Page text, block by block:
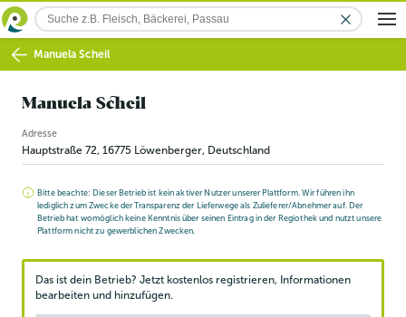
Manuela Scheil
Manuela Scheil
Adresse
Hauptstraße 72, 16775 Löwenberger, Deutschland
Bitte beachte: Dieser Betrieb ist kein aktiver Nutzer unserer Plattform. Wir führen ihn
lediglich zum Zwecke der Transparenz der Lieferwege als Zulieferer/Abnehmer auf. Der
Betrieb hat womöglich keine Kenntnis über seinen Eintrag in der Regiothek und nutzt unsere
Plattform nicht zu gewerblichen Zwecken.
Das ist dein Betrieb? Jetzt kostenlos registrieren, Informationen
bearbeiten und hinzufügen.